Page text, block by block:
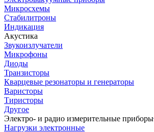
Микросхемы
Стабилитроны
Индикация
Акустика
Звукоизлучатели
Микрофоны
Диоды
Транзисторы
Кварцевые резонаторы и генераторы
Варисторы
Тиристоры
Другое
Электро- и радио измерительные приборы
Нагрузки электронные